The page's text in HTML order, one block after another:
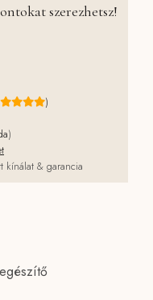
szerezhetsz!
)
)
kínálat & garancia